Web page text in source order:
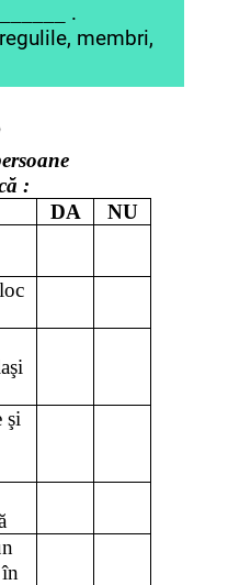
.
membri,
:
DA
NU
şi